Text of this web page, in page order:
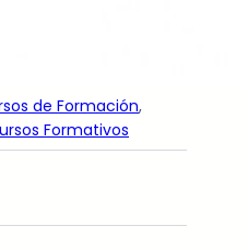
de Formación
Formativos